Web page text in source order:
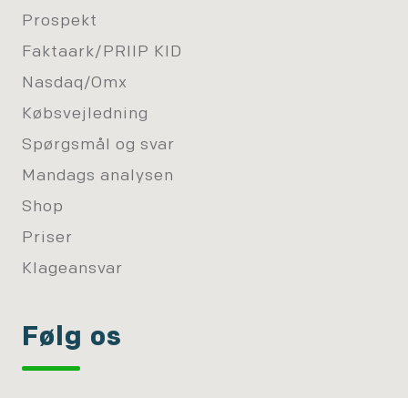
Prospekt
Faktaark/PRIIP KID
Nasdaq/Omx
Købsvejledning
Spørgsmål og svar
Mandags analysen
Shop
Priser
Klageansvar
Følg os